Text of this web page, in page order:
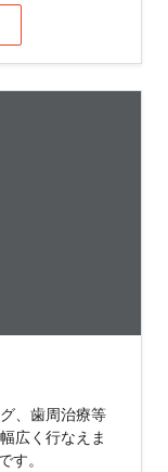
、歯周治療等
広く行なえま
す。